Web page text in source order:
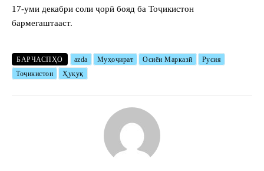
17-уми декабри соли ҷорӣ бояд ба Тоҷикистон
бармегаштааст.
БАРЧАСПҲО azda Муҳоҷират Осиёи Марказӣ
Русия
Тоҷикистон
Ҳуқуқ